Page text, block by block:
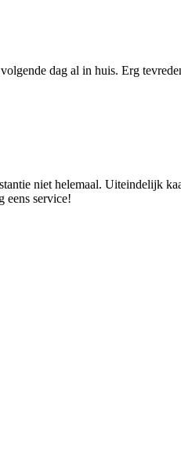
dag al in huis. Erg
niet helemaal. Uiteindelijk
eens service!